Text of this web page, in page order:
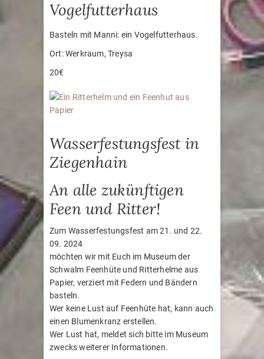
Vogelfutterhaus
Basteln mit Manni: ein Vogelfutterhaus.
Ort: Werkraum, Treysa
20€
Wasserfestungsfest in
Ziegenhain
An alle zukünftigen
Feen und Ritter!
Zum Wasserfestungsfest am 21. und 22.
09. 2024
möchten wir mit Euch im Museum der
Schwalm Feenhüte und Ritterhelme aus
Papier, verziert mit Federn und Bändern
basteln.
Wer keine Lust auf Feenhüte hat, kann auch
einen Blumenkranz erstellen.
Wer Lust hat, meldet sich bitte im Museum
zwecks weiterer Informationen.